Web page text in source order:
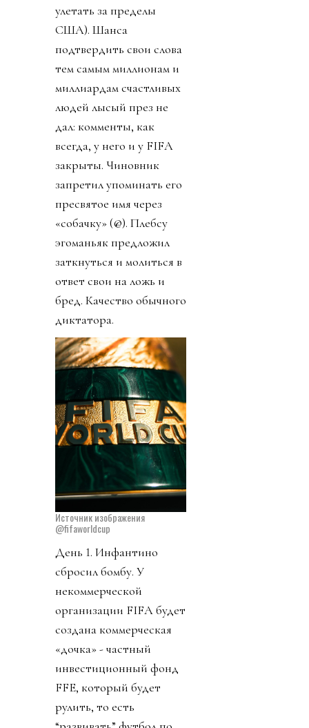
улетать за пределы
США). Шанса
подтвердить свои слова
тем самым миллионам и
миллиардам счастливых
людей лысый през не
дал: комменты, как
всегда, у него и у FIFA
закрыты. Чиновник
запретил упоминать его
пресвятое имя через
«собачку» (@). Плебсу
эгоманьяк предложил
заткнуться и молиться в
ответ свои на ложь и
бред. Качество обычного
диктатора.
Источник изображения
@fifaworldcup
День 1. Инфантино
сбросил бомбу. У
некоммерческой
организации FIFA будет
создана коммерческая
«дочка» - частный
инвестиционный фонд
FFE, который будет
рулить, то есть